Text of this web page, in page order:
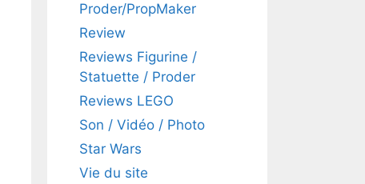
Proder/PropMaker
Review
Reviews Figurine /
Statuette / Proder
Reviews LEGO
Son / Vidéo / Photo
Star Wars
Vie du site